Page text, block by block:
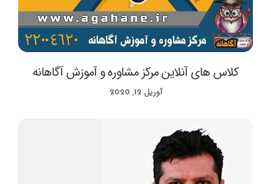
کلاس های آنلاین مرکز مشاوره و آموزش آگاهانه
آوریل 12, 2020